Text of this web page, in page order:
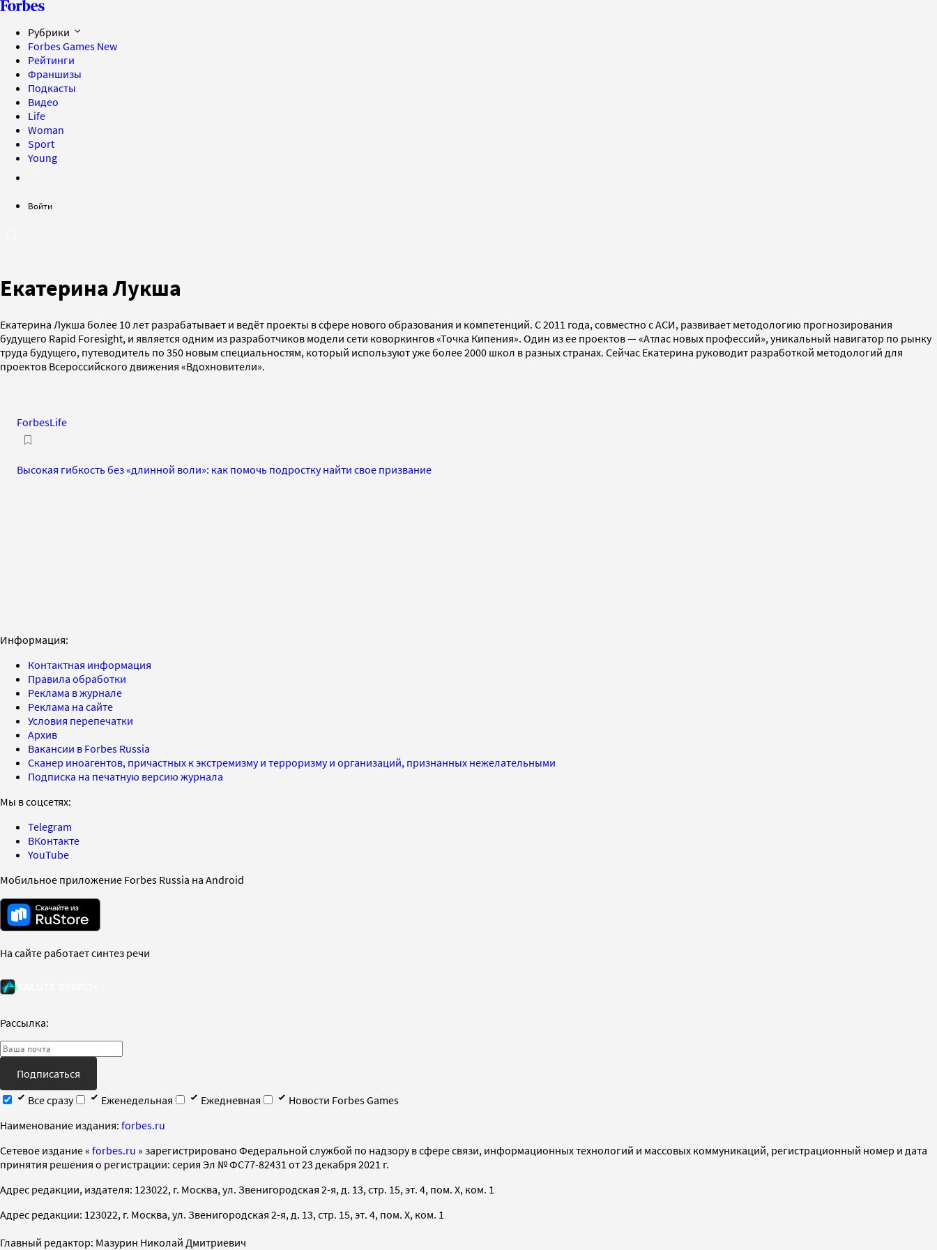
Рубрики
Forbes Games New
Рейтинги
Франшизы
Подкасты
Видео
Life
Woman
Sport
Young
Войти
Екатерина Лукша
Екатерина Лукша более 10 лет разрабатывает и ведёт проекты в сфере нового образования и компетенций. C 2011 года, совместно с АСИ, развивает методологию прогнозирования
будущего Rapid Foresight, и является одним из разработчиков модели сети коворкингов «Точка Кипения». Один из ее проектов — «Атлас новых профессий», уникальный навигатор по рынку
труда будущего, путеводитель по 350 новым специальностям, который используют уже более 2000 школ в разных странах. Сейчас Екатерина руководит разработкой методологий для
проектов Всероссийского движения «Вдохновители».
ForbesLife
Высокая гибкость без «длинной воли»: как помочь подростку найти свое призвание
Информация:
Контактная информация
Правила обработки
Реклама в журнале
Реклама на сайте
Условия перепечатки
Архив
Вакансии в Forbes Russia
Сканер иноагентов, причастных к экстремизму и терроризму и организаций, признанных нежелательными
Подписка на печатную версию журнала
Мы в соцсетях:
Telegram
ВКонтакте
YouTube
Мобильное приложение Forbes Russia на Android
На сайте работает синтез речи
Рассылка:
Подписаться
Все сразу
Еженедельная Ежедневная
Новости Forbes Games
Наименование издания: forbes.ru
Cетевое издание « forbes.ru » зарегистрировано Федеральной службой по надзору в сфере связи, информационных технологий и массовых коммуникаций, регистрационный номер и дата
принятия решения о регистрации: серия Эл № ФС77-82431 от 23 декабря 2021 г.
Адрес редакции, издателя: 123022, г. Москва, ул. Звенигородская 2-я, д. 13, стр. 15, эт. 4, пом. X, ком. 1
Адрес редакции: 123022, г. Москва, ул. Звенигородская 2-я, д. 13, стр. 15, эт. 4, пом. X, ком. 1
Главный редактор: Мазурин Николай Дмитриевич